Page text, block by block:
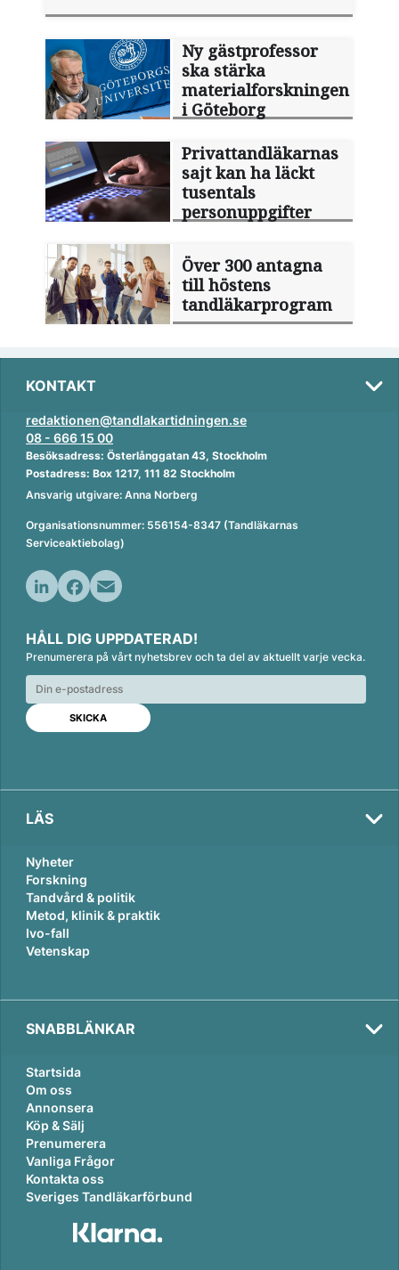
Ny gästprofessor
ska stärka
materialforskningen
i Göteborg
Privattandläkarnas
sajt kan ha läckt
tusentals
personuppgifter
Över 300 antagna
till höstens
tandläkarprogram
KONTAKT
redaktionen@tandlakartidningen.se
08 - 666 15 00
Besöksadress: Österlånggatan 43, Stockholm
Postadress: Box 1217, 111 82 Stockholm
Ansvarig utgivare: Anna Norberg
Organisationsnummer: 556154-8347 (Tandläkarnas
Serviceaktiebolag)
n
k
e
d
n
c
e
b
o
o
k
a
i
l
HÅLL DIG UPPDATERAD!
Prenumerera på vårt nyhetsbrev och ta del av aktuellt varje vecka.
LÄS
Nyheter
Forskning
Tandvård & politik
Metod, klinik & praktik
Ivo-fall
Vetenskap
SNABBLÄNKAR
Startsida
Om oss
Annonsera
Köp & Sälj
Prenumerera
Vanliga Frågor
Kontakta oss
Sveriges Tandläkarförbund